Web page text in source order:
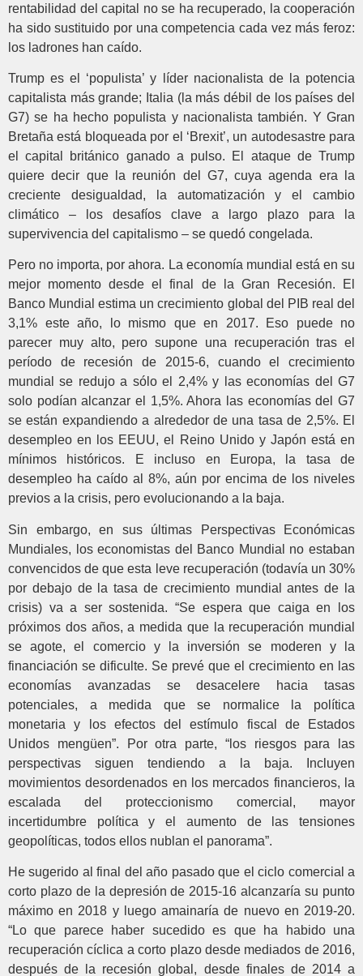
rentabilidad del capital no se ha recuperado, la cooperación
ha sido sustituido por una competencia cada vez más feroz:
los ladrones han caído.
Trump es el ‘populista’ y líder nacionalista de la potencia
capitalista más grande; Italia (la más débil de los países del
G7) se ha hecho populista y nacionalista también. Y Gran
Bretaña está bloqueada por el ‘Brexit’, un autodesastre para
el capital británico ganado a pulso. El ataque de Trump
quiere decir que la reunión del G7, cuya agenda era la
creciente desigualdad, la automatización y el cambio
climático – los desafíos clave a largo plazo para la
supervivencia del capitalismo – se quedó congelada.
Pero no importa, por ahora. La economía mundial está en su
mejor momento desde el final de la Gran Recesión. El
Banco Mundial estima un crecimiento global del PIB real del
3,1% este año, lo mismo que en 2017. Eso puede no
parecer muy alto, pero supone una recuperación tras el
período de recesión de 2015-6, cuando el crecimiento
mundial se redujo a sólo el 2,4% y las economías del G7
solo podían alcanzar el 1,5%. Ahora las economías del G7
se están expandiendo a alrededor de una tasa de 2,5%. El
desempleo en los EEUU, el Reino Unido y Japón está en
mínimos históricos. E incluso en Europa, la tasa de
desempleo ha caído al 8%, aún por encima de los niveles
previos a la crisis, pero evolucionando a la baja.
Sin embargo, en sus últimas Perspectivas Económicas
Mundiales, los economistas del Banco Mundial no estaban
convencidos de que esta leve recuperación (todavía un 30%
por debajo de la tasa de crecimiento mundial antes de la
crisis) va a ser sostenida. “Se espera que caiga en los
próximos dos años, a medida que la recuperación mundial
se agote, el comercio y la inversión se moderen y la
financiación se dificulte. Se prevé que el crecimiento en las
economías avanzadas se desacelere hacia tasas
potenciales, a medida que se normalice la política
monetaria y los efectos del estímulo fiscal de Estados
Unidos mengüen”. Por otra parte, “los riesgos para las
perspectivas siguen tendiendo a la baja. Incluyen
movimientos desordenados en los mercados financieros, la
escalada del proteccionismo comercial, mayor
incertidumbre política y el aumento de las tensiones
geopolíticas, todos ellos nublan el panorama”.
He sugerido al final del año pasado que el ciclo comercial a
corto plazo de la depresión de 2015-16 alcanzaría su punto
máximo en 2018 y luego amainaría de nuevo en 2019-20.
“Lo que parece haber sucedido es que ha habido una
recuperación cíclica a corto plazo desde mediados de 2016,
después de la recesión global, desde finales de 2014 a